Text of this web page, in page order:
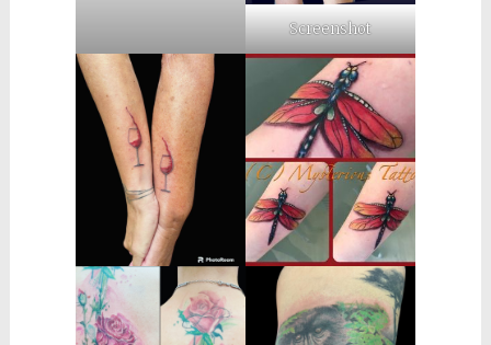
Screenshot